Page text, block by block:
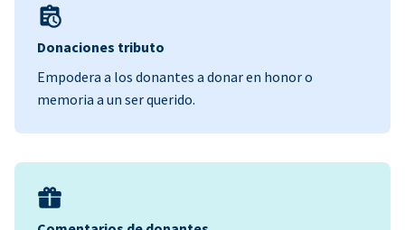
Donaciones tributo
Empodera a los donantes a donar en honor o
memoria a un ser querido.